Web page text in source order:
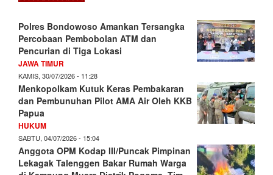
Polres Bondowoso Amankan Tersangka
Percobaan Pembobolan ATM dan
Pencurian di Tiga Lokasi
JAWA TIMUR
KAMIS, 30/07/2026 - 11:28
Menkopolkam Kutuk Keras Pembakaran
dan Pembunuhan Pilot AMA Air Oleh KKB
Papua
HUKUM
SABTU, 04/07/2026 - 15:04
Anggota OPM Kodap III/Puncak Pimpinan
Lekagak Talenggen Bakar Rumah Warga